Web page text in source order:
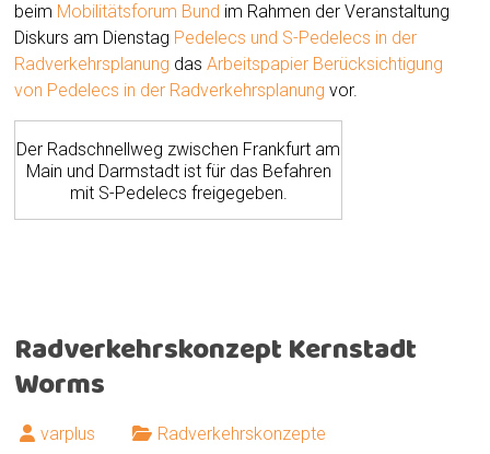
beim Mobilitätsforum Bund im Rahmen der Veranstaltung
Diskurs am Dienstag Pedelecs und S-Pedelecs in der
Radverkehrsplanung dasArbeitspapier Berücksichtigung
von Pedelecs in der Radverkehrsplanung vor.
Der Radschnellweg zwischen Frankfurt am
Main und Darmstadt ist für das Befahren
mit S-Pedelecs freigegeben.
Radverkehrskonzept Kernstadt
Worms
varplus Radverkehrskonzepte